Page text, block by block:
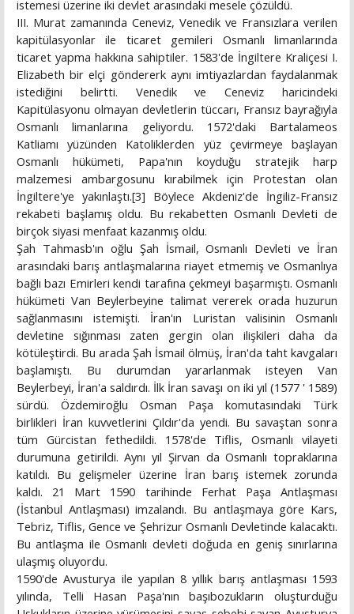
istemesi üzerine iki devlet arasındaki mesele çözüldü.
III. Murat zamanında Ceneviz, Venedik ve Fransızlara verilen
kapitülasyonlar ile ticaret gemileri Osmanlı limanlarında
ticaret yapma hakkına sahiptiler. 1583'de İngiltere Kraliçesi I.
Elizabeth bir elçi göndererk aynı imtiyazlardan faydalanmak
istediğini belirtti. Venedik ve Ceneviz haricindeki
Kapitülasyonu olmayan devletlerin tüccarı, Fransız bayrağıyla
Osmanlı limanlarına geliyordu. 1572'daki Bartalameos
Katliamı yüzünden Katoliklerden yüz çevirmeye başlayan
Osmanlı hükümeti, Papa'nın koyduğu stratejik harp
malzemesi ambargosunu kırabilmek için Protestan olan
İngiltere'ye yakınlaştı.[3] Böylece Akdeniz'de İngiliz-Fransız
rekabeti başlamış oldu. Bu rekabetten Osmanlı Devleti de
birçok siyasi menfaat kazanmış oldu.
Şah Tahmasb'ın oğlu Şah İsmail, Osmanlı Devleti ve İran
arasındaki barış antlaşmalarına riayet etmemiş ve Osmanlıya
bağlı bazı Emirleri kendi tarafına çekmeyi başarmıştı. Osmanlı
hükümeti Van Beylerbeyine talimat vererek orada huzurun
sağlanmasını istemişti. İran'ın Luristan valisinin Osmanlı
devletine sığınması zaten gergin olan ilişkileri daha da
kötüleştirdi. Bu arada Şah İsmail ölmüş, İran'da taht kavgaları
başlamıştı. Bu durumdan yararlanmak isteyen Van
Beylerbeyi, İran'a saldırdı. İlk İran savaşı on iki yıl (1577 ' 1589)
sürdü. Özdemiroğlu Osman Paşa komutasındaki Türk
birlikleri İran kuvvetlerini Çıldır'da yendi. Bu savaştan sonra
tüm Gürcistan fethedildi. 1578'de Tiflis, Osmanlı vilayeti
durumuna getirildi. Aynı yıl Şirvan da Osmanlı topraklarına
katıldı. Bu gelişmeler üzerine İran barış istemek zorunda
kaldı. 21 Mart 1590 tarihinde Ferhat Paşa Antlaşması
(İstanbul Antlaşması) imzalandı. Bu antlaşmaya göre Kars,
Tebriz, Tiflis, Gence ve Şehrizur Osmanlı Devletinde kalacaktı.
Bu antlaşma ile Osmanlı devleti doğuda en geniş sınırlarına
ulaşmış oluyordu.
1590'de Avusturya ile yapılan 8 yıllık barış antlaşması 1593
yılında, Telli Hasan Paşa'nın başıbozukların oluşturduğu